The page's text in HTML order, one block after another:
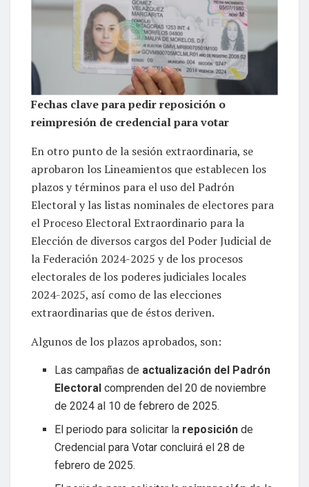
Fechas clave para pedir reposición o
reimpresión de credencial para votar
En otro punto de la sesión extraordinaria, se
aprobaron los Lineamientos que establecen los
plazos y términos para el uso del Padrón
Electoral y las listas nominales de electores para
el Proceso Electoral Extraordinario para la
Elección de diversos cargos del Poder Judicial de
la Federación 2024-2025 y de los procesos
electorales de los poderes judiciales locales
2024-2025, así como de las elecciones
extraordinarias que de éstos deriven.
Algunos de los plazos aprobados, son:
Las campañas de actualización del Padrón
Electoral comprenden del 20 de noviembre
de 2024 al 10 de febrero de 2025.
El periodo para solicitar la reposiciónde
Credencial para Votar concluirá el 28 de
febrero de 2025.